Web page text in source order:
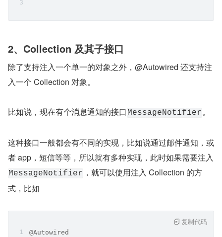
2、Collection 及其子接口
除了支持注入一个单一的对象之外，@Autowired 还支持注
入一个 Collection 对象。
比如说，现在有个消息通知的接口 MessageNotifier。
这种接口一般都会有不同的实现，比如说通过邮件通知，或
者 app，短信等等，所以就有多种实现，此时如果需要注入
MessageNotifier ，就可以使用注入 Collection 的方
式，比如
@Autowired
复制代码